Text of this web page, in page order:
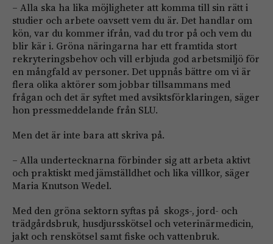
– Alla ska ha lika möjligheter att komma till sin rätt i
studier och arbete oavsett vem du är. Det handlar om
kön, var du kommer ifrån, vad du tror på och vem du
blir kär i. Gröna näringarna har ett framtida stort
rekryteringsbehov och vill erbjuda god arbetsmiljö för
en mångfald av personer. Det uppnås bättre om vi är
flera olika aktörer som jobbar tillsammans med
frågan och det är syftet med avsiktsförklaringen, säger
hon pressmeddelande från SLU.
Men det är inte bara att skriva på.
– Alla undertecknarna förbinder sig att arbeta aktivt
och praktiskt med jämställdhet och lika villkor, säger
Maria Knutson Wedel.
Med den gröna sektorn syftas på skogs-, jord- och
trädgårdsbruk, husdjursskötsel och veterinärmedicin,
jakt och renskötsel samt fiske och vattenbruk.